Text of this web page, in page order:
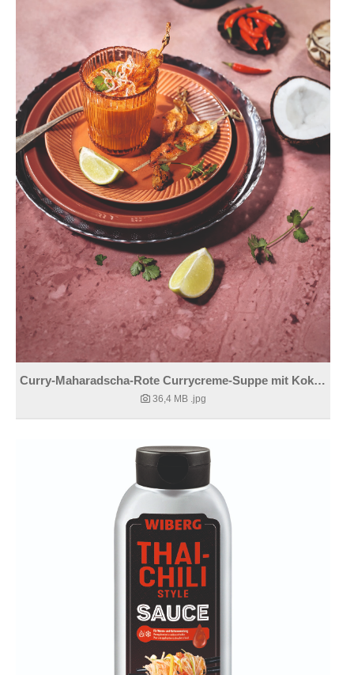
Curry-Maharadscha-Rote Currycreme-Suppe mit Kokos und Limette
36,4 MB .jpg